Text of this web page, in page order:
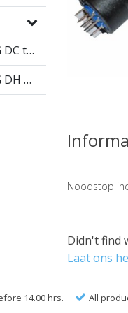
Algemene onderdelen DEMAG DC takel
Algemene onderdelen DEMAG DH takel
Noodstop
Didn't find
Laat ons
14.00 hrs. All